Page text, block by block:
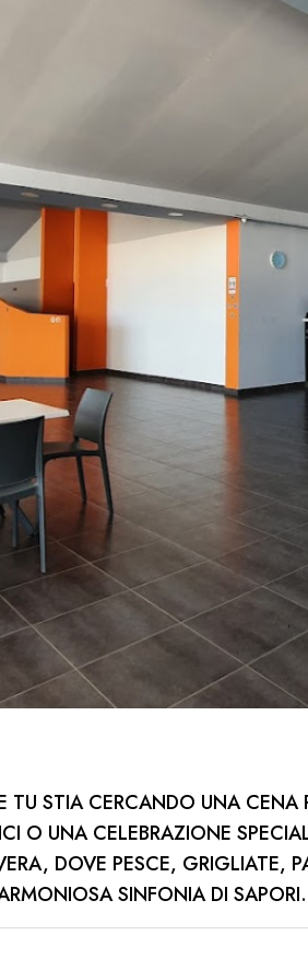
TU STIA CERCANDO UNA
O UNA CELEBRAZIONE
DOVE PESCE, GRIGLIATE,
SINFONIA DI SAPORI.